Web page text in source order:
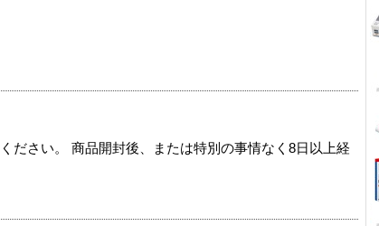
ださい。 商品開封後、または特別の事情なく8日以上経